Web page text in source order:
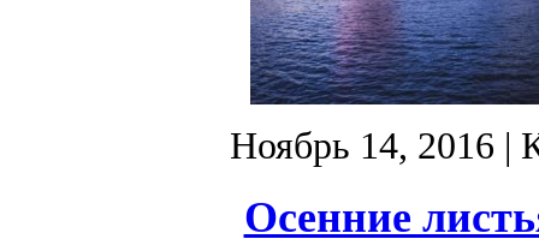
Ноябрь 14, 2016 |
Осенние